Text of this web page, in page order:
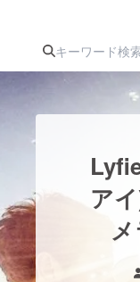
ターン
アート・
ア